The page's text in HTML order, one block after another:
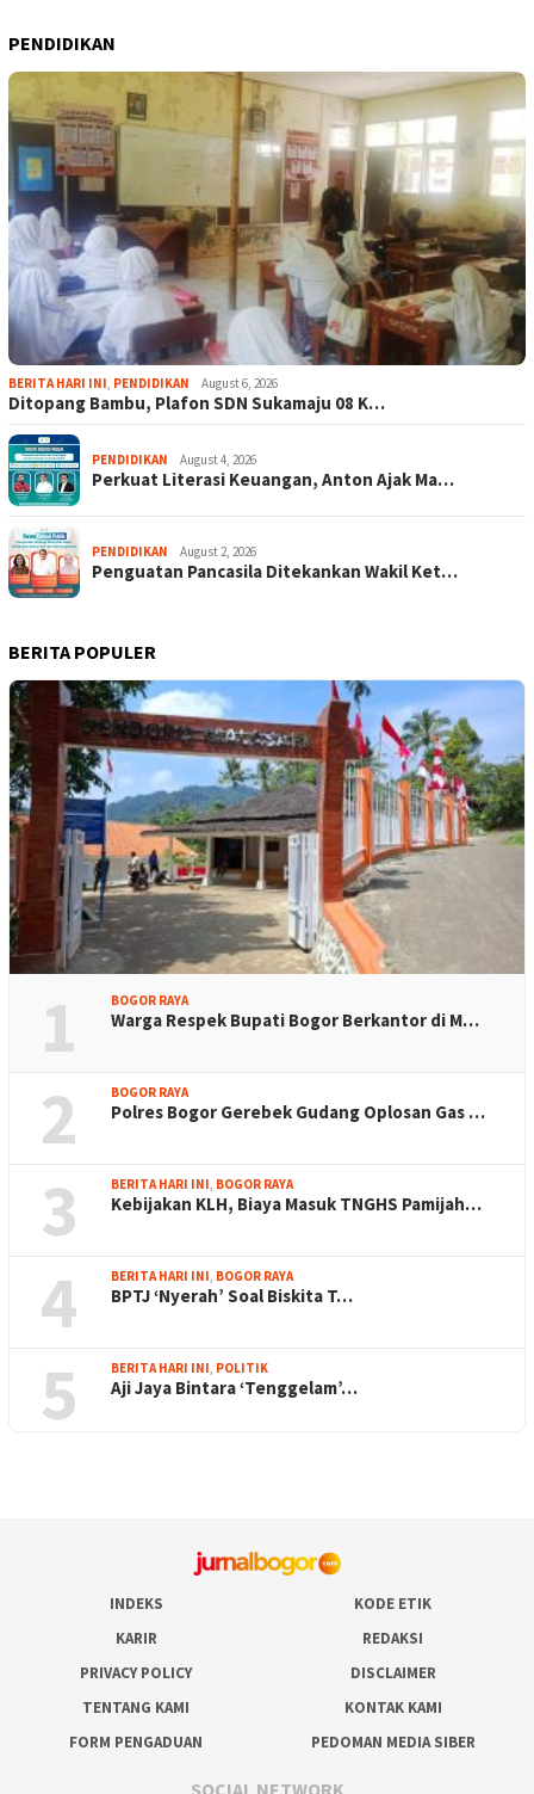
PENDIDIKAN
BERITA HARI INI PENDIDIKAN August 6, 2026
Ditopang Bambu, Plafon SDN Sukamaju 08 K…
PENDIDIKAN August 4, 2026
Perkuat Literasi Keuangan, Anton Ajak Ma…
PENDIDIKAN August 2, 2026
Penguatan Pancasila Ditekankan Wakil Ket…
BERITA POPULER
1 BOGOR RAYA
Warga Respek Bupati Bogor Berkantor di M…
2 BOGOR RAYA
Polres Bogor Gerebek Gudang Oplosan Gas …
3 BERITA HARI INI BOGOR RAYA
Kebijakan KLH, Biaya Masuk TNGHS Pamijah…
4 BERITA HARI INI BOGOR RAYA
BPTJ ‘Nyerah’ Soal Biskita T…
5 BERITA HARI INI POLITIK
Aji Jaya Bintara ‘Tenggelam’…
INDEKS
KODE ETIK
KARIR
REDAKSI
PRIVACY POLICY
DISCLAIMER
TENTANG KAMI
KONTAK KAMI
FORM PENGADUAN
PEDOMAN MEDIA SIBER
SOCIAL NETWORK